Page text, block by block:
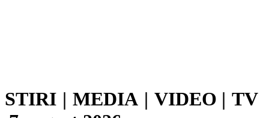
STIRI | MEDIA | VIDEO | TV